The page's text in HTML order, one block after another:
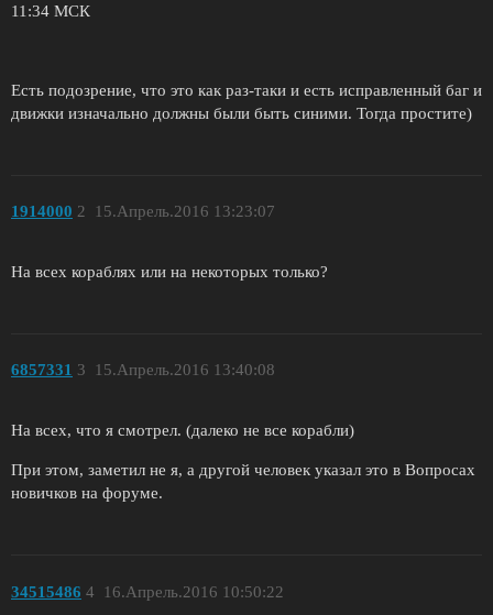
11:34 МСК
Есть подозрение, что это как раз-таки и есть исправленный баг и
движки изначально должны были быть синими. Тогда простите)
1914000 15.Апрель.2016 13:23:07
2
На всех кораблях или на некоторых только?
6857331 15.Апрель.2016 13:40:08
3
На всех, что я смотрел. (далеко не все корабли)
При этом, заметил не я, а другой человек указал это в Вопросах
новичков на форуме.
34515486 16.Апрель.2016 10:50:22
4